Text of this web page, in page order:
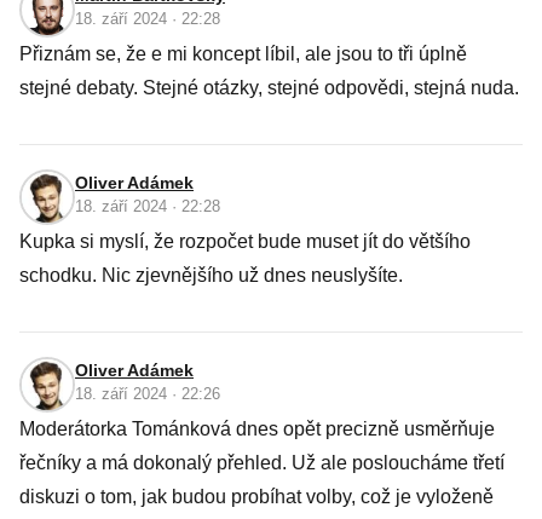
18. září 2024 · 22:28
Přiznám se, že e mi koncept líbil, ale jsou to tři úplně
stejné debaty. Stejné otázky, stejné odpovědi, stejná nuda.
Oliver Adámek
18. září 2024 · 22:28
Kupka si myslí, že rozpočet bude muset jít do většího
schodku. Nic zjevnějšího už dnes neuslyšíte.
Oliver Adámek
18. září 2024 · 22:26
Moderátorka Tománková dnes opět precizně usměrňuje
řečníky a má dokonalý přehled. Už ale posloucháme třetí
diskuzi o tom, jak budou probíhat volby, což je vyloženě